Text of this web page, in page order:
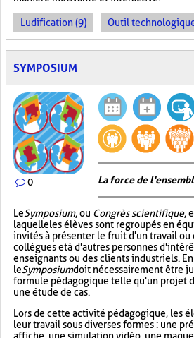
Ludification (9) Outil
SYMPOSIUM
0 La force de
LeSymposium, ou Congrès scientifique,
laquelle les élèves sont regroupés en
invités à présenter le fruit d'un travail ou
collègues et à d'autres personnes
enseignants ou des clients industriels.
leSymposiumdoit nécessairement être
formule pédagogique telle qu'un projet
une étude de cas.
Lors de cette activité pédagogique, les
leur travail sous diverses formes : une